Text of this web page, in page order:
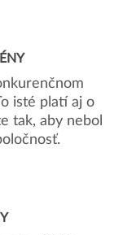
isté platí aj o
tak, aby nebol